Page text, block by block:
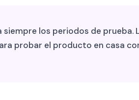
los periodos de prueba.
probar el producto en casa